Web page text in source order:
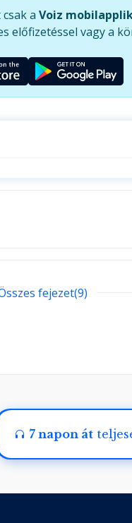
által oda képzelhetjük
éppen izgulhatunk,
a Voiz
előfizetéssel vagy a
fejezet(9)
7 napon át